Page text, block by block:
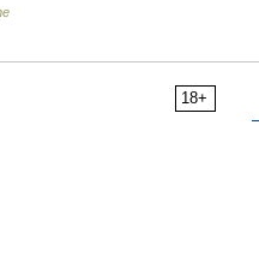
18+